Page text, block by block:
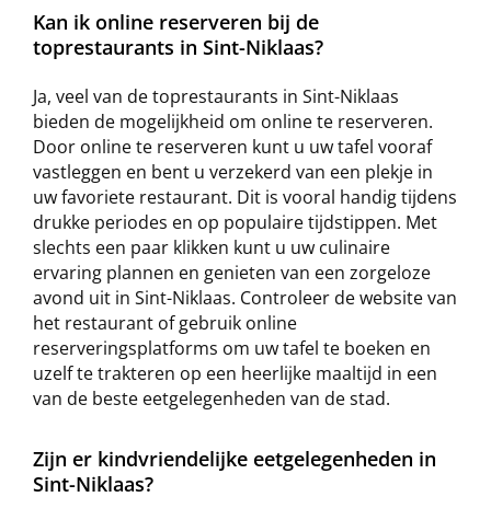
Kan ik online reserveren bij de
toprestaurants in Sint-Niklaas?
Ja, veel van de toprestaurants in Sint-Niklaas
bieden de mogelijkheid om online te reserveren.
Door online te reserveren kunt u uw tafel vooraf
vastleggen en bent u verzekerd van een plekje in
uw favoriete restaurant. Dit is vooral handig tijdens
drukke periodes en op populaire tijdstippen. Met
slechts een paar klikken kunt u uw culinaire
ervaring plannen en genieten van een zorgeloze
avond uit in Sint-Niklaas. Controleer de website van
het restaurant of gebruik online
reserveringsplatforms om uw tafel te boeken en
uzelf te trakteren op een heerlijke maaltijd in een
van de beste eetgelegenheden van de stad.
Zijn er kindvriendelijke eetgelegenheden in
Sint-Niklaas?